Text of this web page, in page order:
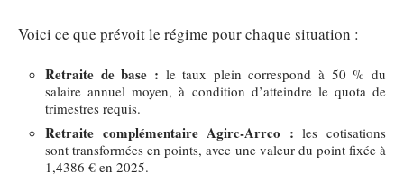
Voici ce que prévoit le régime pour chaque situation :
Retraite de base : le taux plein correspond à 50 % du
salaire annuel moyen, à condition d’atteindre le quota de
trimestres requis.
Retraite complémentaire Agirc-Arrco : les cotisations
sont transformées en points, avec une valeur du point fixée à
1,4386 € en 2025.